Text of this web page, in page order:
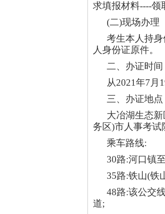
求填报材料----领
(二)现场办理
考生本人持
人身份证原件。
二、办证时间
从2021年7月
三、办证地点
大冶湖生态
务区)市人事考试
乘车路线:
30路:河口镇
35路:铁山(铁
48路:该公交
道;